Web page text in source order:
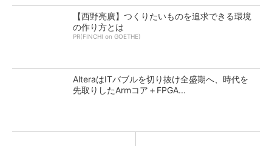
【西野亮廣】つくりたいものを追求できる環境
の作り方とは
PR(FINCHI on GOETHE)
AlteraはITバブルを切り抜け全盛期へ、時代を
先取りしたArmコア＋FPGA...